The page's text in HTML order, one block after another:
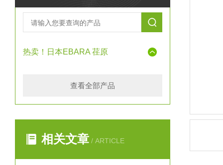
热卖！日本EBARA 荏原
查看全部产品
相关文章 / ARTICLE